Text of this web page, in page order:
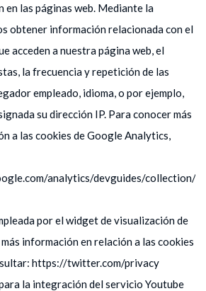
en las páginas web. Mediante la
obtener información relacionada con el
acceden a nuestra página web, el
la frecuencia y repetición de las
empleado, idioma, o por ejemplo,
su dirección IP. Para conocer más
a las cookies de Google Analytics,
analytics/devguides/collection/
por el widget de visualización de
información en relación a las cookies
https://twitter.com/privacy
la integración del servicio Youtube